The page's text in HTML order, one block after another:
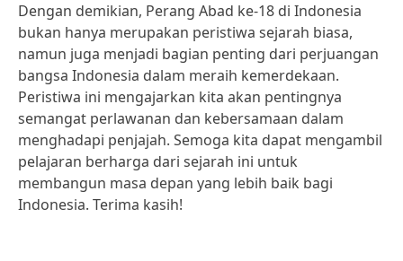
Dengan demikian, Perang Abad ke-18 di Indonesia
bukan hanya merupakan peristiwa sejarah biasa,
namun juga menjadi bagian penting dari perjuangan
bangsa Indonesia dalam meraih kemerdekaan.
Peristiwa ini mengajarkan kita akan pentingnya
semangat perlawanan dan kebersamaan dalam
menghadapi penjajah. Semoga kita dapat mengambil
pelajaran berharga dari sejarah ini untuk
membangun masa depan yang lebih baik bagi
Indonesia. Terima kasih!